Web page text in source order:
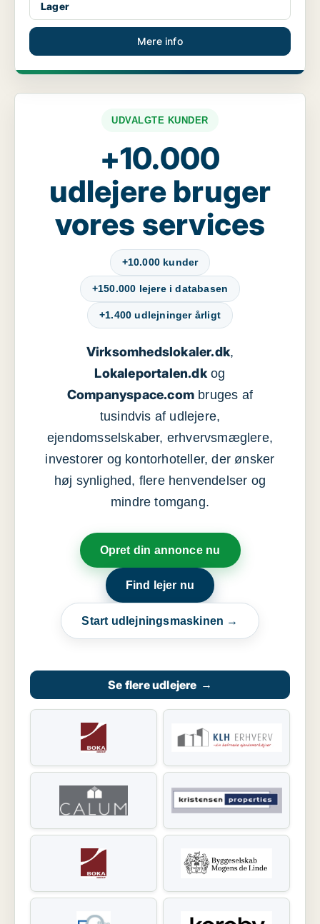
Lager
Mere info
UDVALGTE KUNDER
+10.000
udlejere bruger
vores services
+10.000 kunder
+150.000 lejere i databasen
+1.400 udlejninger årligt
Virksomhedslokaler.dk,
Lokaleportalen.dkog
Companyspace.com bruges af
tusindvis af udlejere,
ejendomsselskaber, erhvervsmæglere,
investorer og kontorhoteller, der ønsker
høj synlighed, flere henvendelser og
mindre tomgang.
Opret din annonce nu
Find lejer nu
Start udlejningsmaskinen →
Se flere udlejere →